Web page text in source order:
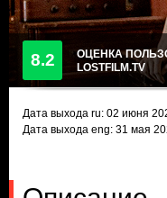
8.2
ОЦЕНКА
LOSTFILM.TV
Дата выхода ru: 02 июня
Дата выхода eng: 31 мая